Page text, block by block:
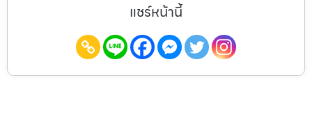
แชร์หน้านี้